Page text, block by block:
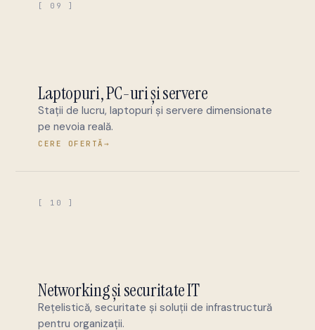
[ 09 ]
Laptopuri, PC-uri și servere
Stații de lucru, laptopuri și servere dimensionate
pe nevoia reală.
CERE OFERTĂ →
[ 10 ]
Networking și securitate IT
Rețelistică, securitate și soluții de infrastructură
pentru organizații.